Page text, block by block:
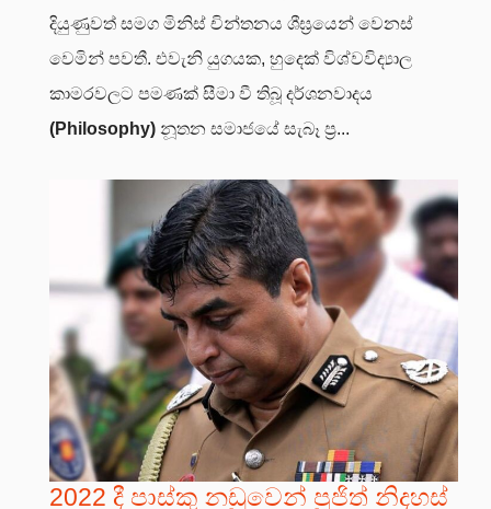
දියුණුවත් සමග මිනිස් චින්තනය ශීඝ්‍රයෙන් වෙනස්
වෙමින් පවතී. එවැනි යුගයක, හුදෙක් විශ්වවිද්‍යාල
කාමරවලට පමණක් සීමා වී තිබූ දර්ශනවාදය
(Philosophy) නූතන සමාජයේ සැබෑ ප්‍ර...
2022 දී පාස්කු නඩුවෙන් පූජිත් නිදහස්